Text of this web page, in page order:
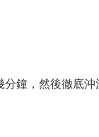
鐘，然後徹底沖